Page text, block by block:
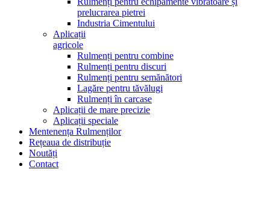
prelucrarea pietrei
Industria Cimentului
Aplicații
agricole
Rulmenți pentru combine
Rulmenți pentru discuri
Rulmenți pentru semănători
Lagăre pentru tăvălugi
Rulmenți în carcase
Aplicații de mare precizie
Aplicații speciale
Mentenența Rulmenților
Rețeaua de distribuție
Noutăți
Contact